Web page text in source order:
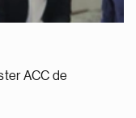
ACC de